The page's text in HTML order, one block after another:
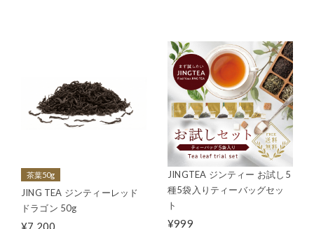
茶葉50g
JING TEA ジンティーレッド
ドラゴン 50g
¥7,200
JINGTEA ジンティー お試し5
種5袋入りティーバッグセッ
ト
¥999